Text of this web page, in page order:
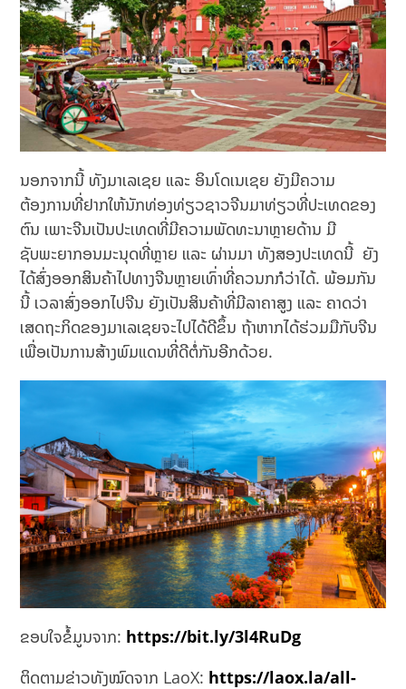
ນອກຈາກນີ້ ທັງມາເລເຊຍ ແລະ ອິນໂດເນເຊຍ ຍັງມີຄວາມ
ຕ້ອງການທີ່ຢາກໃຫ້ນັກທ່ອງທ່ຽວຊາວຈີນມາທ່ຽວທີ່ປະເທດຂອງ
ຕົນ ເພາະຈີນເປັນປະເທດທີ່ມີຄວາມພັດທະນາຫຼາຍດ້ານ ມີ
ຊັບພະຍາກອນມະນຸດທີ່ຫຼາຍ ແລະ ຜ່ານມາ ທັງສອງປະເທດນີ້ ຍັງ
ໄດ້ສົ່ງອອກສິນຄ້າໄປທາງຈີນຫຼາຍເທົ່າທີ່ຄວນກກໍວ່າໄດ້. ພ້ອມກັນ
ນີ້ ເວລາສົ່ງອອກໄປຈີນ ຍັງເປັນສິນຄ້າທີ່ມີລາຄາສູງ ແລະ ຄາດວ່າ
ເສດຖະກິດຂອງມາເລເຊຍຈະໄປໄດ້ດີຂຶ້ນ ຖ້າຫາກໄດ້ຮ່ວມມືກັບຈີນ
ເພື່ອເປັນການສ້າງພົມແດນທີ່ດີຕໍ່ກັນອີກດ້ວຍ.
ຂອບໃຈຂໍ້ມູນຈາກ: https://bit.ly/3l4RuDg
ຕິດຕາມຂ່າວທັງໝົດຈາກ LaoX: https://laox.la/all-